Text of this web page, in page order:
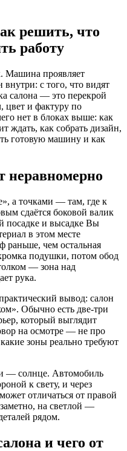
решить, что
работу
Машина проявляет
внутри: с того, что видят
салона — это перекрой
цвет и фактуру по
нет в блоках выше: как
ждать, как собрать дизайн,
готовую машину и как
неравномерно
а точками — там, где к
сдаётся боковой валик
посадке и высадке Вы
в этом месте
раньше, чем остальная
подушки, потом обод
— зона над
рука.
вывод: салон
Обычно есть две-три
который выглядит
на осмотре — не про
зоны реально требуют
— солнце. Автомобиль
к свету, и через
отличаться от правой
на светлой —
рядом.
и чего от